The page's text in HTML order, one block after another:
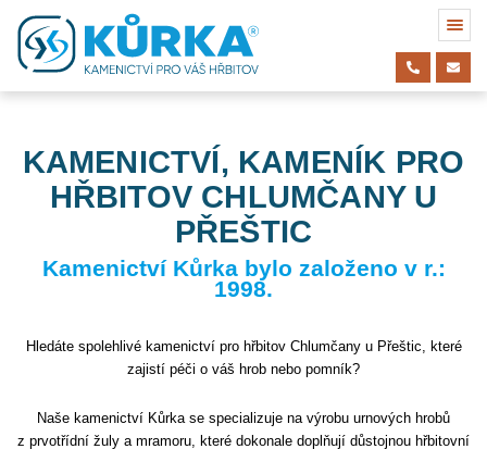
KAMENICTVÍ, KAMENÍK PRO
HŘBITOV CHLUMČANY U
PŘEŠTIC
Kamenictví Kůrka bylo založeno v r.:
1998.
Hledáte spolehlivé kamenictví pro hřbitov Chlumčany u Přeštic, které
zajistí péči o váš hrob nebo pomník?
Naše kamenictví Kůrka se specializuje na výrobu urnových hrobů
z prvotřídní žuly a mramoru, které dokonale doplňují důstojnou hřbitovní